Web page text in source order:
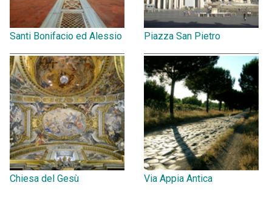
Santi Bonifacio ed Alessio Piazza San Pietro
Chiesa del Gesù Via Appia Antica